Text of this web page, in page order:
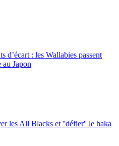
d’écart : les Wallabies passent
au Japon
les All Blacks et ''défier'' le haka